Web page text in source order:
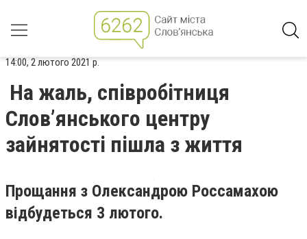
14:00, 2 лютого 2021 р.
На жаль, співробітниця
Слов’янського центру
зайнятості пішла з життя
Прощання з Олександрою Россамахою
відбудеться 3 лютого.